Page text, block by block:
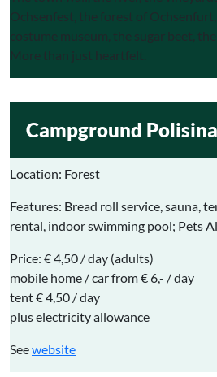
Ochsenfest, the forest of
costume museum, the sugar beet,
More than just heartfelt.
Campground Polisina
Location: Forest
Features: Bread roll service, sauna,
rental, indoor swimming pool; Pets
Price: € 4,50 / day (adults)
mobile home / car from € 6,- / day
tent € 4,50 / day
plus electricity allowance
Seewebsite